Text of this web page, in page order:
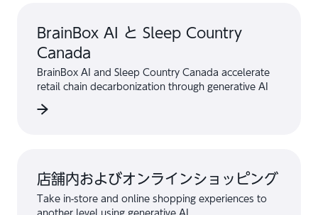
BrainBox AI と Sleep Country
Canada
BrainBox AI and Sleep Country Canada accelerate
retail chain decarbonization through generative AI
店舗内およびオンラインショッピング
Take in-store and online shopping experiences to
another level using generative AI